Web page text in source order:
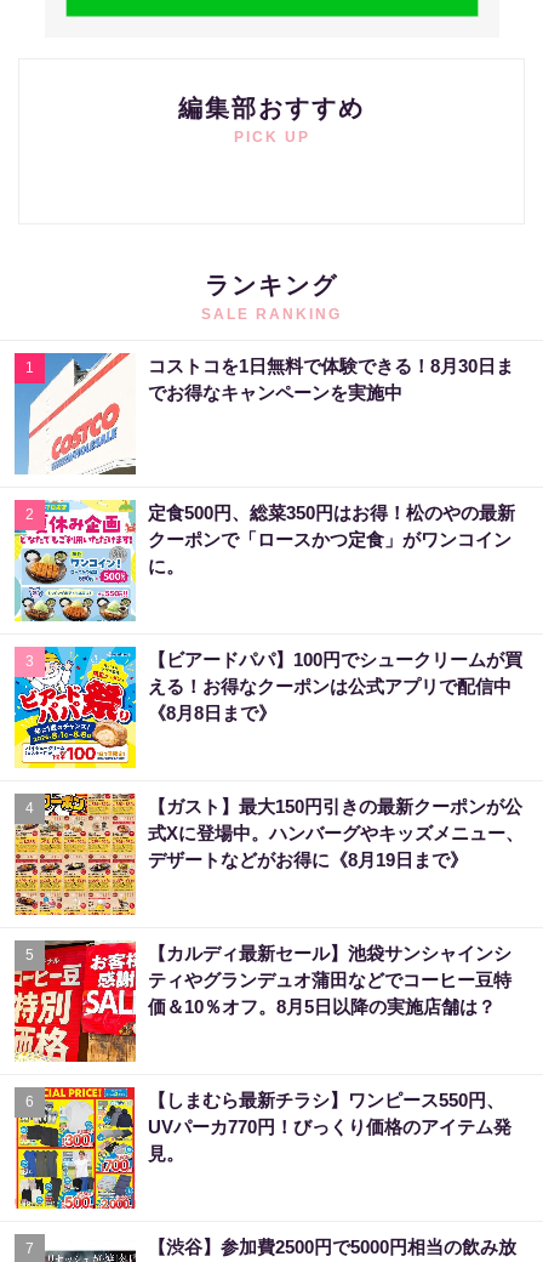
編集部おすすめ
PICK UP
ランキング
SALE RANKING
1
コストコを1日無料で体験できる！8月30日ま
でお得なキャンペーンを実施中
2
定食500円、総菜350円はお得！松のやの最新
クーポンで「ロースかつ定食」がワンコイン
に。
3
【ビアードパパ】100円でシュークリームが買
える！お得なクーポンは公式アプリで配信中
《8月8日まで》
4
【ガスト】最大150円引きの最新クーポンが公
式Xに登場中。ハンバーグやキッズメニュー、
デザートなどがお得に《8月19日まで》
5
【カルディ最新セール】池袋サンシャインシ
ティやグランデュオ蒲田などでコーヒー豆特
価＆10％オフ。8月5日以降の実施店舗は？
6
【しまむら最新チラシ】ワンピース550円、
UVパーカ770円！びっくり価格のアイテム発
見。
7
【渋谷】参加費2500円で5000円相当の飲み放